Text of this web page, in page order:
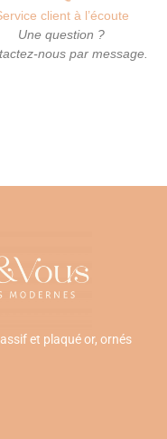
client à l’écoute
Une question ?
nous par message.
et plaqué or, ornés